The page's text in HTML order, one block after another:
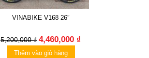
VINABIKE V168 26″
5,200,000 ₫ 4,460,000 ₫
Thêm vào giỏ hàng